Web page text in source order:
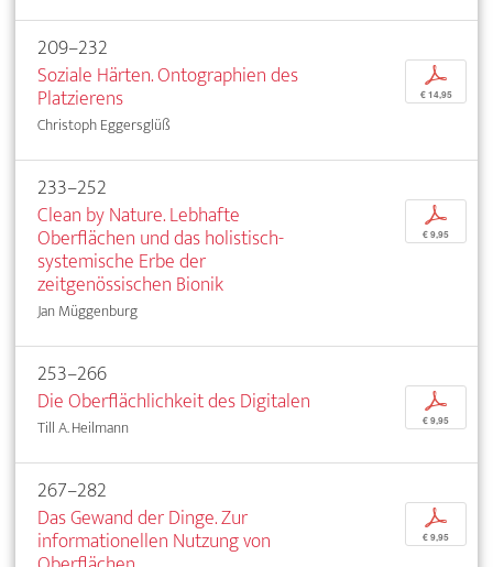
209–232
Soziale Härten. Ontographien des
Platzierens
Christoph Eggersglüß
p
€ 14,95
233–252
Clean by Nature. Lebhafte
Oberflächen und das holistisch-
systemische Erbe der
zeitgenössischen Bionik
Jan Müggenburg
p
€ 9,95
253–266
Die Oberflächlichkeit des Digitalen
Till A. Heilmann
p
€ 9,95
267–282
Das Gewand der Dinge. Zur
informationellen Nutzung von
p
€ 9,95